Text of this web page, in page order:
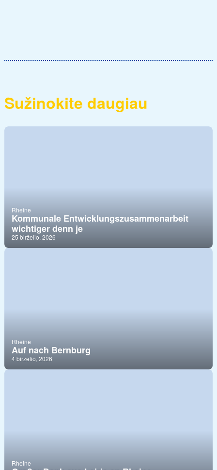
Sužinokite daugiau
Rheine
Kommunale Entwicklungszusammenarbeit
wichtiger denn je
25 birželio, 2026
Rheine
Auf nach Bernburg
4 birželio, 2026
Rheine